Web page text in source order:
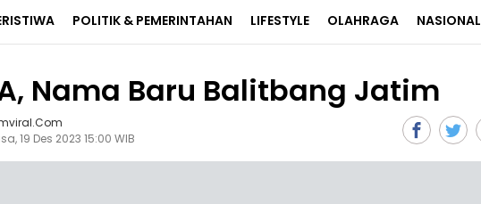
POLITIK & PEMERINTAHAN LIFESTYLE OLAHRAGA NASIONAL
Nama Baru Balitbang Jatim
19 Des 2023 15:00 WIB